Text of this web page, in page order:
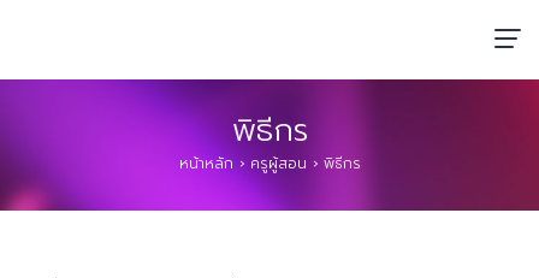
พิธีกร
หน้าหลัก› ครูผู้สอน › พิธีกร